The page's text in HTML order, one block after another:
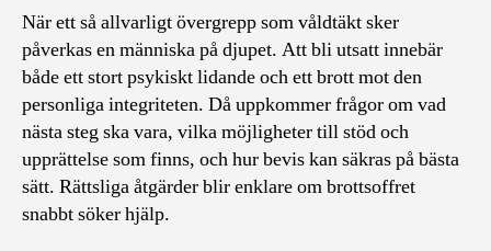
När ett så allvarligt övergrepp som våldtäkt sker
påverkas en människa på djupet. Att bli utsatt innebär
både ett stort psykiskt lidande och ett brott mot den
personliga integriteten. Då uppkommer frågor om vad
nästa steg ska vara, vilka möjligheter till stöd och
upprättelse som finns, och hur bevis kan säkras på bästa
sätt. Rättsliga åtgärder blir enklare om brottsoffret
snabbt söker hjälp.